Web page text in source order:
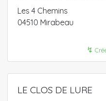
Les 4 Chemins
04510 Mirabeau
↯
LE CLOS DE LURE